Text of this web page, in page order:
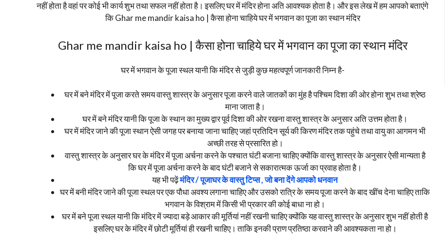
नहीं होता है वहां पर कोई भी कार्य शुभ तथा सफल नहीं होता है। इसलिए घर में मंदिर होना अति आवश्यक होता है। और इस लेख में हम आपको बताएंगे
कि Ghar me mandir kaisa ho | कैसा होना चाहिये घर में भगवान का पूजा का स्थान मंदिर
Ghar me mandir kaisa ho | कैसा होना चाहिये घर में भगवान का पूजा का स्थान मंदिर
घर में भगवान के पूजा स्थल यानी कि मंदिर से जुड़ी कुछ महत्वपूर्ण जानकारी निम्न है-
घर में बने मंदिर में पूजा करते समय वास्तु शास्त्र के अनुसार पूजा करने वाले जातकों का मुंह है पश्चिम दिशा की ओर होना शुभ तथा श्रेष्ठ
माना जाता है।
घर में बने मंदिर यानी कि पूजा के स्थान का मुख्य द्वार पूर्व दिशा की ओर रखना वास्तु शास्त्र के अनुसार अति उत्तम होता है।
घर में मंदिर जाने की पूजा स्थान ऐसी जगह पर बनाया जाना चाहिए जहां प्रतिदिन सूर्य की किरण मंदिर तक पहुंचे तथा वायु का आगमन भी
अच्छी तरह से प्रसारित हो।
वास्तु शास्त्र के अनुसार घर के मंदिर में पूजा अर्चना करने के पश्चात घंटी बजाना चाहिए क्योंकि वास्तु शास्त्र के अनुसार ऐसी मान्यता है
कि घर में पूजा अर्चना करने के बाद घंटी बजाने से सकारात्मक ऊर्जा का प्रवाह होता है।
यह भी पढ़ेंमंदिर / पूजाघर के वास्तु टिप्स , जो बना देंगे आपको धनवान
घर में बनी मंदिर जाने की पूजा स्थल पर एक पौधा अवश्य लगाना चाहिए और उसको रात्रि के समय पूजा करने के बाद खींच देना चाहिए ताकि
भगवान के विश्राम में किसी भी प्रकार की कोई बाधा ना हो।
घर में बने पूजा स्थल यानी कि मंदिर में ज्यादा बड़े आकार की मूर्तियां नहीं रखनी चाहिए क्योंकि यह वास्तु शास्त्र के अनुसार शुभ नहीं होती है
इसलिए घर के मंदिर में छोटी मूर्तियां ही रखनी चाहिए। ताकि इनकी प्राण प्रतिष्ठा करवाने की आवश्यकता ना हो।